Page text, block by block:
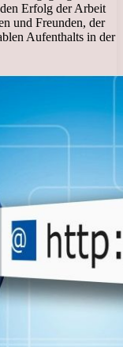
Erfolg der Arbeit
und Freunden, der
Aufenthalts in der